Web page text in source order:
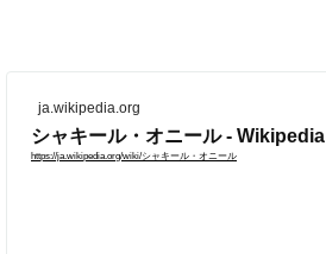
ja.wikipedia.org
シャキール・オニール - Wikipedia
https://ja.wikipedia.org/wiki/シャキール・オニール